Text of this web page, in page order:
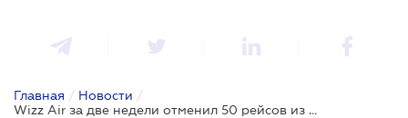
Главная / Новости /
Wizz Air за две недели отменил 50 рейсов из Киева